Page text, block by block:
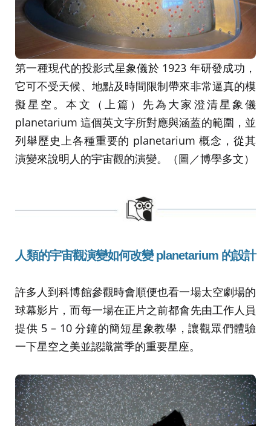
第一種現代的投影式星象儀於 1923 年研發成功，
它可不受天候、地點及時間限制帶來非常逼真的模
擬星空。本文（上篇）先為大家澄清星象儀
planetarium 這個英文字所對應與涵蓋的範圍，並
列舉歷史上各種重要的 planetarium 概念，從其
演變來說明人的宇宙觀的演變。（圖／博學多文）
人類的宇宙觀演變如何改變 planetarium 的設計
許多人到科博館參觀時會順便也看一場太空劇場的
球幕影片，而每一場在正片之前都會先由工作人員
提供 5 – 10 分鐘的簡短星象教學，讓觀眾們體驗
一下星空之美並認識當季的重要星座。